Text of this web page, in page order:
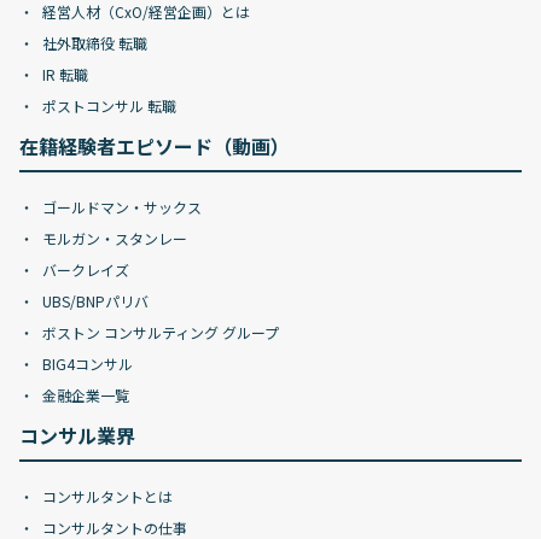
経営人材（CxO/経営企画）とは
社外取締役 転職
IR 転職
ポストコンサル 転職
在籍経験者エピソード（動画）
ゴールドマン・サックス
モルガン・スタンレー
バークレイズ
UBS/BNPパリバ
ボストン コンサルティング グループ
BIG4コンサル
金融企業一覧
コンサル業界
コンサルタントとは
コンサルタントの仕事